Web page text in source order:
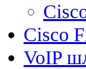
Cisco
VoIP